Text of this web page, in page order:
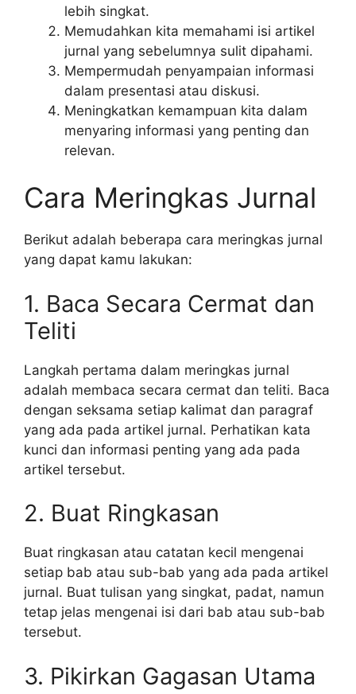
lebih singkat.
Memudahkan kita memahami isi artikel
jurnal yang sebelumnya sulit dipahami.
Mempermudah penyampaian informasi
dalam presentasi atau diskusi.
Meningkatkan kemampuan kita dalam
menyaring informasi yang penting dan
relevan.
Cara Meringkas Jurnal
Berikut adalah beberapa cara meringkas jurnal
yang dapat kamu lakukan:
1. Baca Secara Cermat dan
Teliti
Langkah pertama dalam meringkas jurnal
adalah membaca secara cermat dan teliti. Baca
dengan seksama setiap kalimat dan paragraf
yang ada pada artikel jurnal. Perhatikan kata
kunci dan informasi penting yang ada pada
artikel tersebut.
2. Buat Ringkasan
Buat ringkasan atau catatan kecil mengenai
setiap bab atau sub-bab yang ada pada artikel
jurnal. Buat tulisan yang singkat, padat, namun
tetap jelas mengenai isi dari bab atau sub-bab
tersebut.
3. Pikirkan Gagasan Utama